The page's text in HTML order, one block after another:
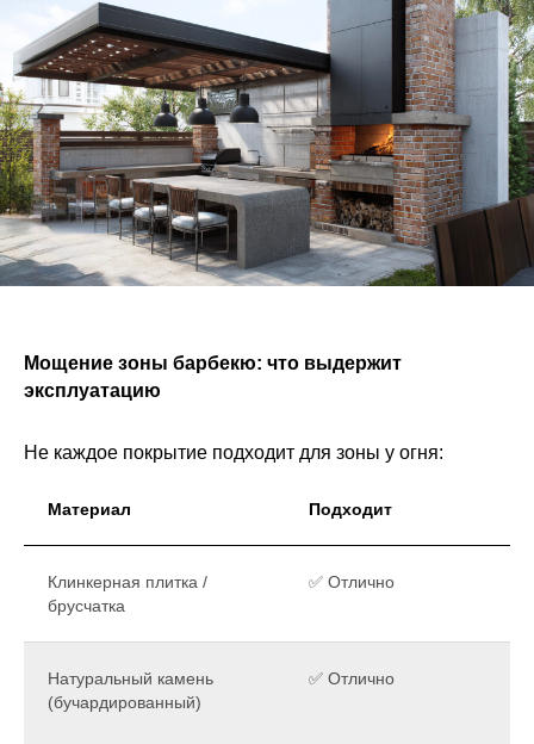
Мощение зоны барбекю: что выдержит
эксплуатацию
Не каждое покрытие подходит для зоны у огня:
Материал Подходит
Клинкерная плитка /
брусчатка
✅ Отлично
Натуральный камень
(бучардированный)
✅ Отлично